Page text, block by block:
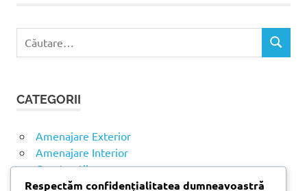
ă
u
p
ă
C
CATEGORII
Amenajare Exterior
Amenajare Interior
Construcții
Noutăți
Respectăm confidențialitatea dumneavoastră